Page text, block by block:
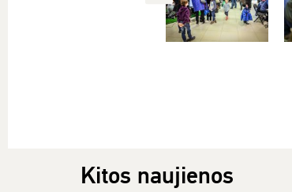
Kitos naujienos